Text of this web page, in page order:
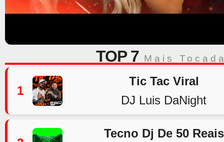
TOP 7 Mais
1
Tic Tac Viral
DJ Luis DaNight
Tecno Dj De 50 Reais